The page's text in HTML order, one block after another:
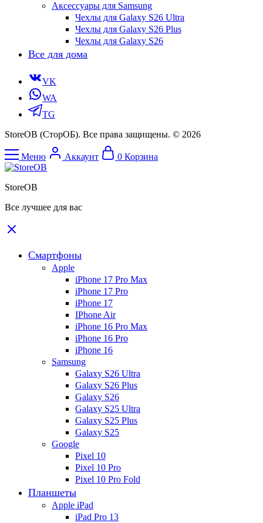
Аксессуары для Samsung
Чехлы для Galaxy S26 Ultra
Чехлы для Galaxy S26 Plus
Чехлы для Galaxy S26
Все для дома
VK
WA
TG
StoreOB (CторОБ). Все права защищены. © 2026
Меню Аккаунт 0 Корзина
StoreOB
Все лучшее для вас
Смартфоны
Apple
iPhone 17 Pro Max
iPhone 17 Pro
iPhone 17
IPhone Air
iPhone 16 Pro Max
iPhone 16 Pro
iPhone 16
Samsung
Galaxy S26 Ultra
Galaxy S26 Plus
Galaxy S26
Galaxy S25 Ultra
Galaxy S25 Plus
Galaxy S25
Google
Pixel 10
Pixel 10 Pro
Pixel 10 Pro Fold
Планшеты
Apple iPad
iPad Pro 13